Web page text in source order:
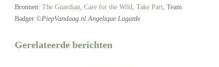
Bronnen: The Guardian Care for the Wild Take Part , Team
Badger ©PiepVandaag.nl Angelique Lagarde
Gerelateerde berichten